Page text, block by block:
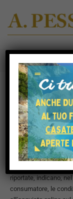
Gentile cliente,
riportate, indicano,
consumatore, le